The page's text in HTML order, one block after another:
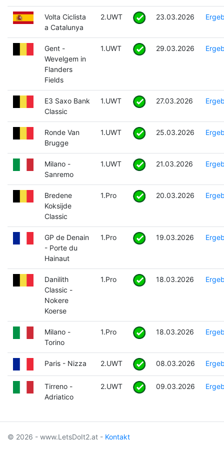
Volta Ciclista
a Catalunya
2.UWT 23.03.2026
Gent -
Wevelgem in
Flanders
Fields
1.UWT 29.03.2026
E3 Saxo Bank
Classic
1.UWT 27.03.2026
Ronde Van
Brugge
1.UWT 25.03.2026
Milano -
Sanremo
1.UWT 21.03.2026
Bredene
Koksijde
Classic
1.Pro 20.03.2026
GP de Denain
- Porte du
Hainaut
1.Pro 19.03.2026
Danilith
Classic -
Nokere
Koerse
1.Pro 18.03.2026
Milano -
Torino
1.Pro 18.03.2026
Paris - Nizza 2.UWT 08.03.2026
Tirreno -
Adriatico
2.UWT 09.03.2026
© 2026 - www.LetsDoIt2.at - Kontakt